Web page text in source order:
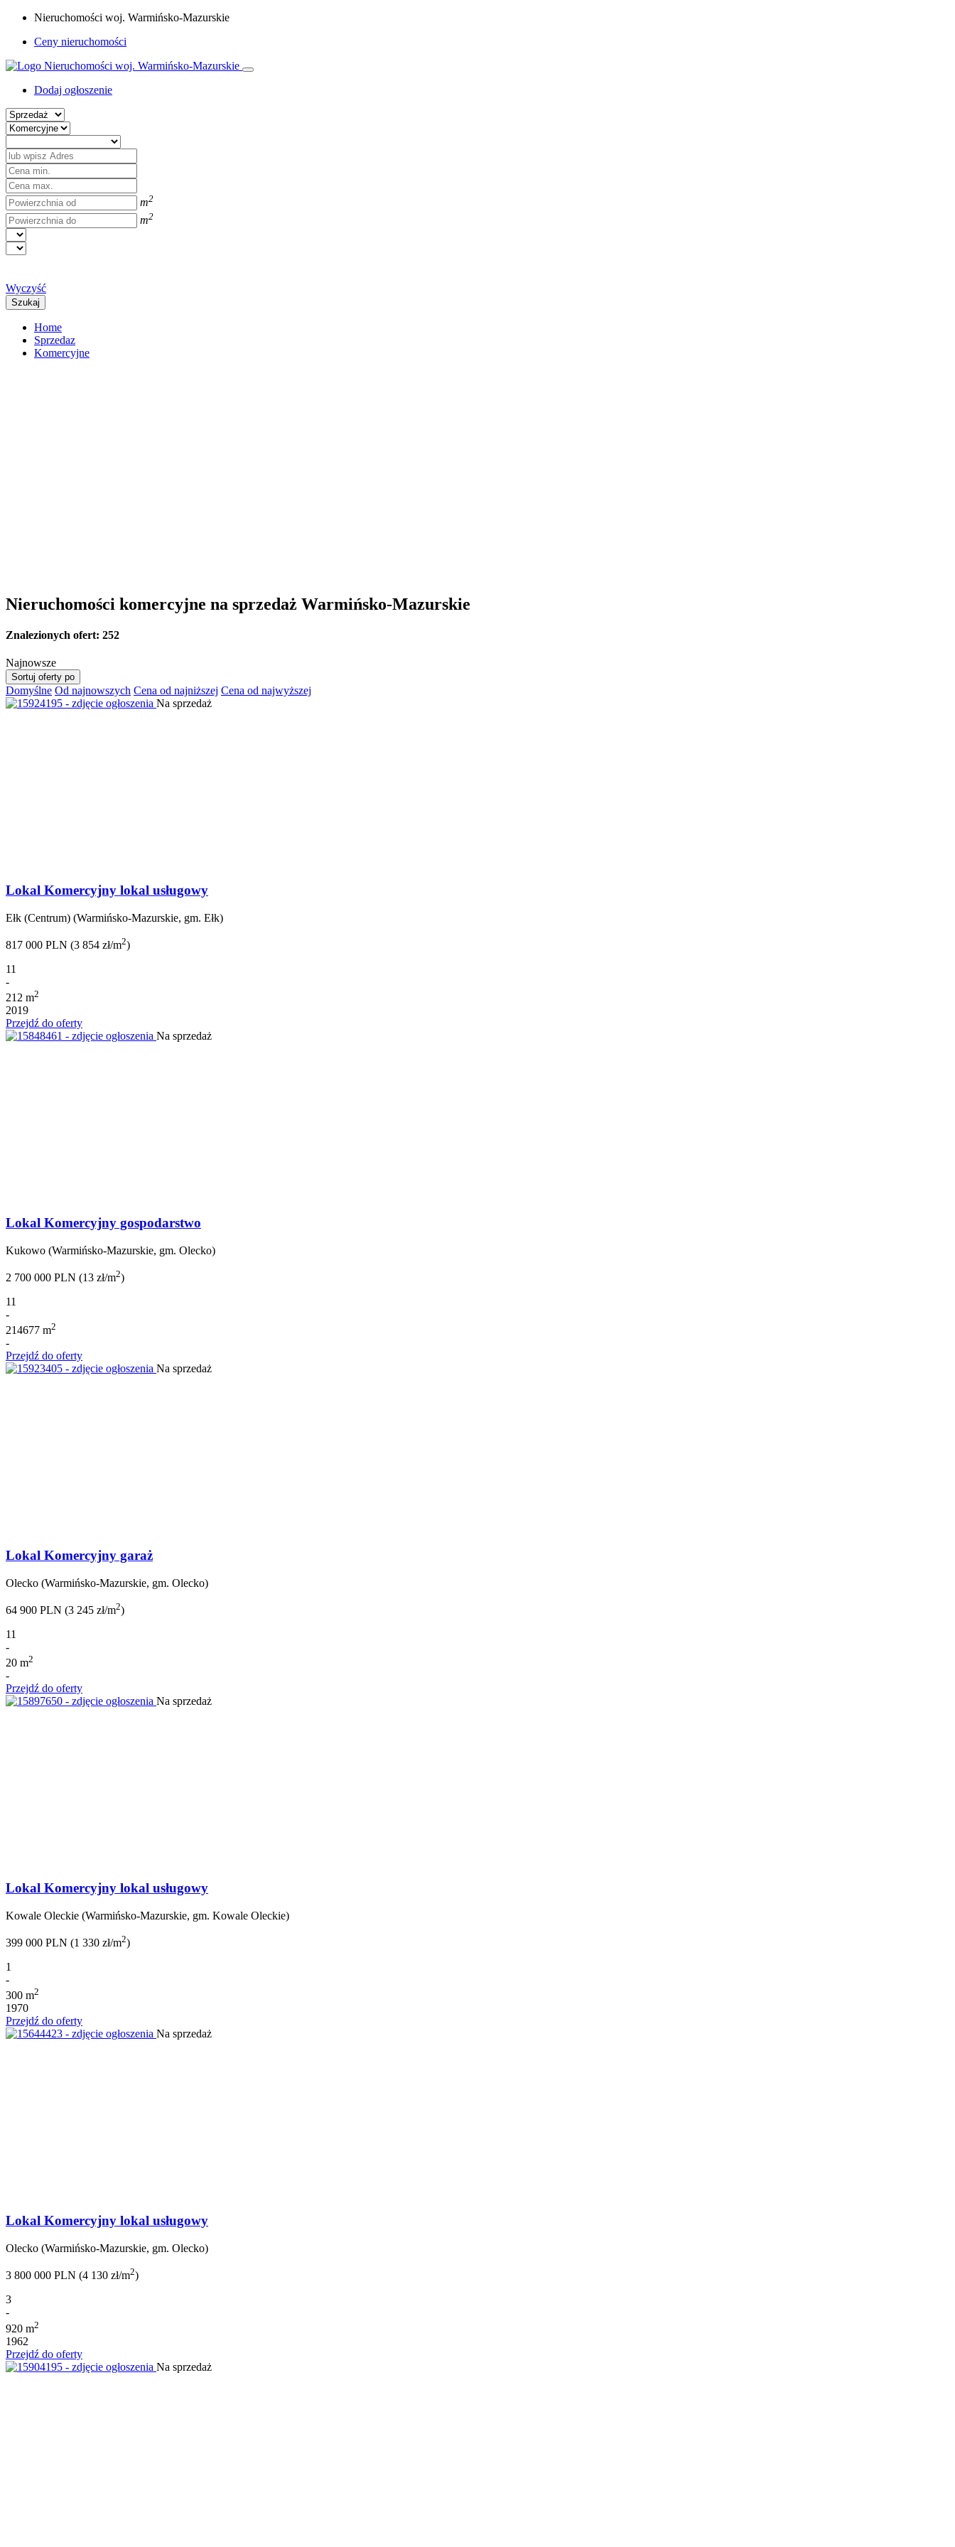
Nieruchomości woj. Warmińsko-Mazurskie
Ceny nieruchomości
Dodaj ogłoszenie
m2
m2
Wyczyść
Szukaj
Home
Sprzedaz
Komercyjne
Nieruchomości komercyjne na sprzedaż Warmińsko-Mazurskie
Znalezionych ofert: 252
Najnowsze
Sortuj oferty po
Domyślne Od najnowszych Cena od najniższej Cena od najwyższej
Na sprzedaż
Lokal Komercyjny lokal usługowy
Ełk (Centrum) (Warmińsko-Mazurskie, gm. Ełk)
817 000 PLN (3 854 zł/m2)
11
-
212 m2
2019
Przejdź do oferty
Na sprzedaż
Lokal Komercyjny gospodarstwo
Kukowo (Warmińsko-Mazurskie, gm. Olecko)
2 700 000 PLN (13 zł/m2)
11
-
214677 m2
-
Przejdź do oferty
Na sprzedaż
Lokal Komercyjny garaż
Olecko (Warmińsko-Mazurskie, gm. Olecko)
64 900 PLN (3 245 zł/m2)
11
-
20 m2
-
Przejdź do oferty
Na sprzedaż
Lokal Komercyjny lokal usługowy
Kowale Oleckie (Warmińsko-Mazurskie, gm. Kowale Oleckie)
399 000 PLN (1 330 zł/m2)
1
-
300 m2
1970
Przejdź do oferty
Na sprzedaż
Lokal Komercyjny lokal usługowy
Olecko (Warmińsko-Mazurskie, gm. Olecko)
3 800 000 PLN (4 130 zł/m2)
3
-
920 m2
1962
Przejdź do oferty
Na sprzedaż